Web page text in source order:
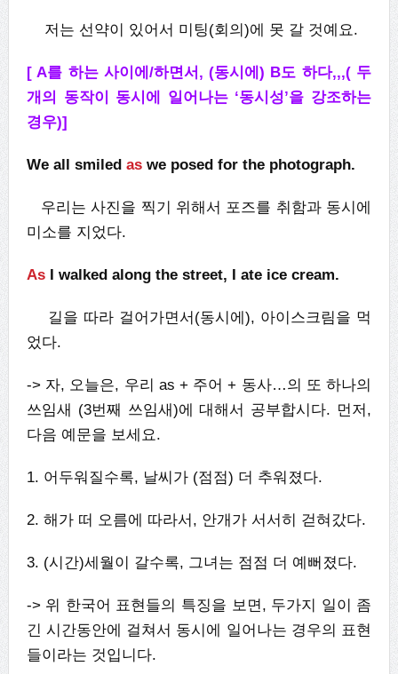
저는 선약이 있어서 미팅(회의)에 못 갈 것예요.
[ A를 하는 사이에/하면서, (동시에) B도 하다,,,( 두
개의 동작이 동시에 일어나는 ‘동시성’을 강조하는
경우)]
We all smiled as we posed for the photograph.
우리는 사진을 찍기 위해서 포즈를 취함과 동시에
미소를 지었다.
AsI walked along the street, I ate ice cream.
길을 따라 걸어가면서(동시에), 아이스크림을 먹
었다.
-> 자, 오늘은, 우리 as + 주어 + 동사…의 또 하나의
쓰임새 (3번째 쓰임새)에 대해서 공부합시다. 먼저,
다음 예문을 보세요.
1. 어두워질수록, 날씨가 (점점) 더 추워졌다.
2. 해가 떠 오름에 따라서, 안개가 서서히 걷혀갔다.
3. (시간)세월이 갈수록, 그녀는 점점 더 예뻐졌다.
-> 위 한국어 표현들의 특징을 보면, 두가지 일이 좀
긴 시간동안에 걸쳐서 동시에 일어나는 경우의 표현
들이라는 것입니다.